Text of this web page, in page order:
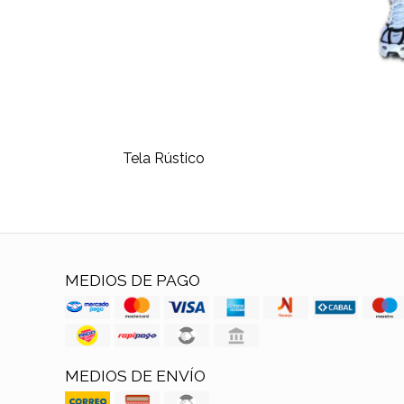
Tela Rústico
MEDIOS DE PAGO
MEDIOS DE ENVÍO